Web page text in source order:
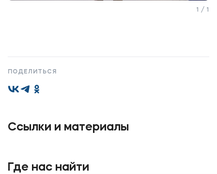
Полезное
Об образовательной организации
1 / 1
ПОДЕЛИТЬСЯ
Ссылки и материалы
Где нас найти